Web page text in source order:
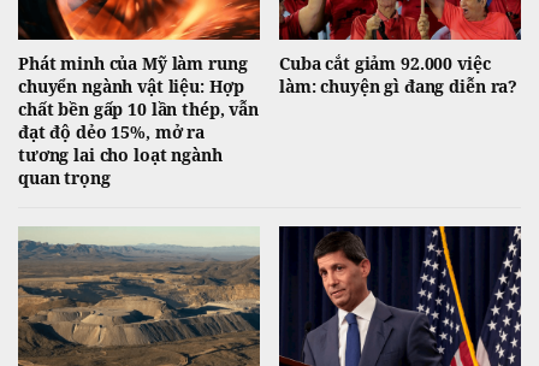
Phát minh của Mỹ làm rung
chuyển ngành vật liệu: Hợp
chất bền gấp 10 lần thép, vẫn
đạt độ dẻo 15%, mở ra
tương lai cho loạt ngành
quan trọng
Cuba cắt giảm 92.000 việc
làm: chuyện gì đang diễn ra?